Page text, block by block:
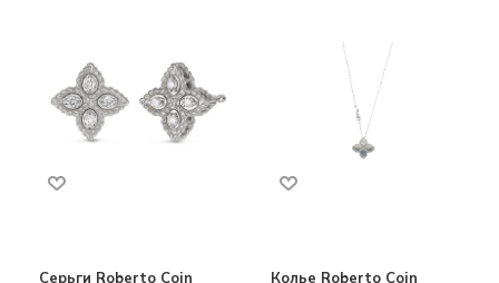
Серьги Roberto Coin
Колье Roberto Coin